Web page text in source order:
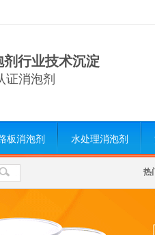
剂行业技术沉淀
证消泡剂
板消泡剂 水处理消泡剂
热